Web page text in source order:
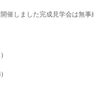
催しました完成見学会は無事終